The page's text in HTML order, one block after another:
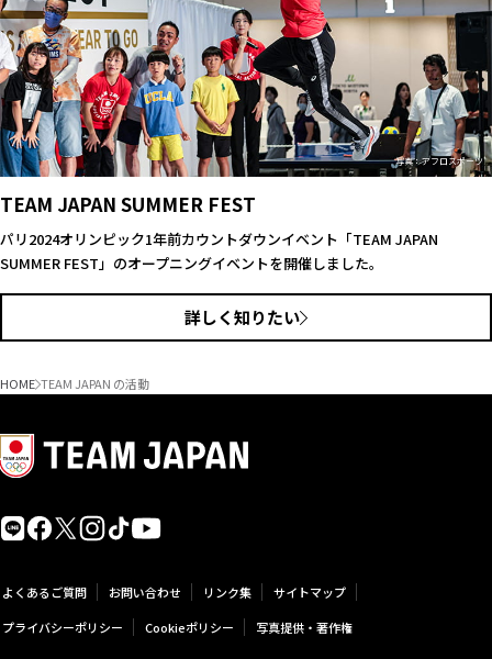
写真：アフロスポーツ
TEAM JAPAN SUMMER FEST
パリ2024オリンピック1年前カウントダウンイベント「TEAM JAPAN
SUMMER FEST」のオープニングイベントを開催しました。
詳しく知りたい
HOME TEAM JAPAN の活動
よくあるご質問 お問い合わせ リンク集
サイトマップ
プライバシーポリシー
Cookieポリシー 写真提供・著作権